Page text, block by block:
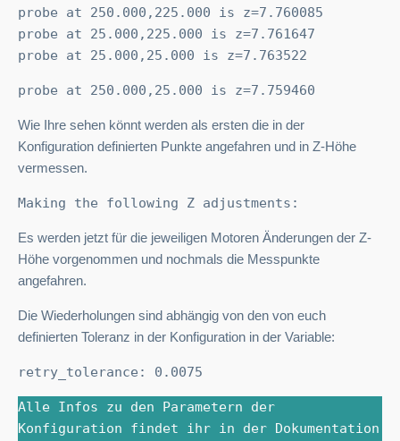
probe at 250.000,225.000 is z=7.760085
probe at 25.000,225.000 is z=7.761647
probe at 25.000,25.000 is z=7.763522
probe at 250.000,25.000 is z=7.759460
Wie Ihre sehen könnt werden als ersten die in der
Konfiguration definierten Punkte angefahren und in Z-Höhe
vermessen.
Making the following Z adjustments:
Es werden jetzt für die jeweiligen Motoren Änderungen der Z-
Höhe vorgenommen und nochmals die Messpunkte
angefahren.
Die Wiederholungen sind abhängig von den von euch
definierten Toleranz in der Konfiguration in der Variable:
retry_tolerance: 0.0075
Alle Infos zu den Parametern der
Konfiguration findet ihr in der Dokumentation